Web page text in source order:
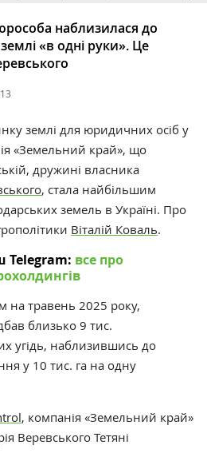
наблизилася до
«в одні руки». Це
землі для юридичних осіб у
«Земельний край», що
дружині власника
, стала найбільшим
земель в Україні. Про
Віталій Коваль.
Telegram: все про
на травень 2025 року,
близько 9 тис.
угідь, наблизившись до
у 10 тис. га на одну
, компанія «Земельний край»
Веревського Тетяні